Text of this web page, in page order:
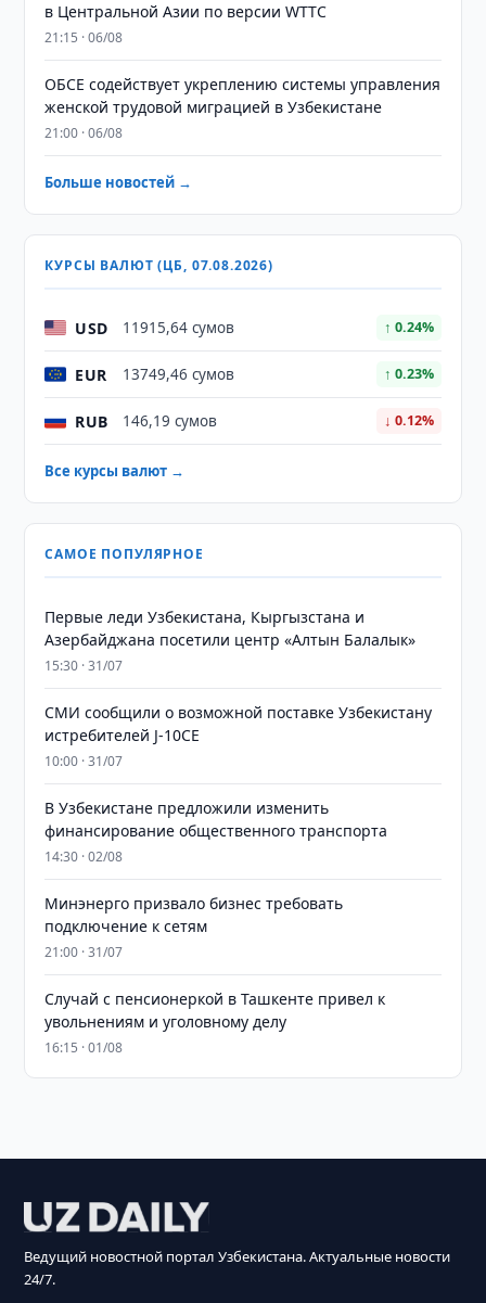
в Центральной Азии по версии WTTC
21:15 · 06/08
ОБСЕ содействует укреплению системы управления
женской трудовой миграцией в Узбекистане
21:00 · 06/08
Больше новостей →
КУРСЫ ВАЛЮТ (ЦБ, 07.08.2026)
USD 11915,64 сумов ↑ 0.24%
EUR 13749,46 сумов ↑ 0.23%
RUB 146,19 сумов ↓ 0.12%
Все курсы валют →
САМОЕ ПОПУЛЯРНОЕ
Первые леди Узбекистана, Кыргызстана и
Азербайджана посетили центр «Алтын Балалык»
15:30 · 31/07
СМИ сообщили о возможной поставке Узбекистану
истребителей J-10CE
10:00 · 31/07
В Узбекистане предложили изменить
финансирование общественного транспорта
14:30 · 02/08
Минэнерго призвало бизнес требовать
подключение к сетям
21:00 · 31/07
Случай с пенсионеркой в Ташкенте привел к
увольнениям и уголовному делу
16:15 · 01/08
Ведущий новостной портал Узбекистана. Актуальные новости
24/7.